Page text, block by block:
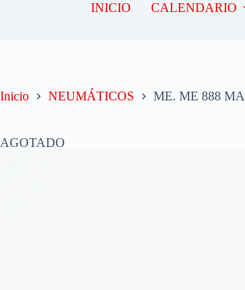
INICIO CALENDARIO
Inicio NEUMÁTICOS ME. ME 888
AGOTADO